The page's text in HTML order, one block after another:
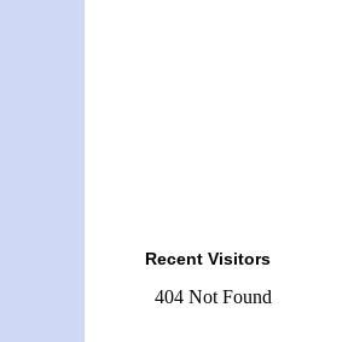
Recent Visitors